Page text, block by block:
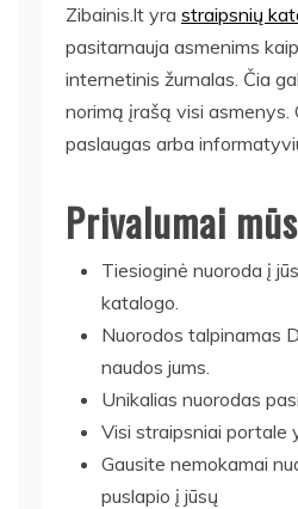
Zibainis.lt yra straipsnių
pasitarnauja asmenims
internetinis žurnalas. Čia
norimą įrašą visi asmenys.
paslaugas arba
Privalumai
Tiesioginė nuoroda į
katalogo.
Nuorodos talpinamas
naudos jums.
Unikalias nuorodas
Visi straipsniai portale
Gausite nemokamai
puslapio į jūsų